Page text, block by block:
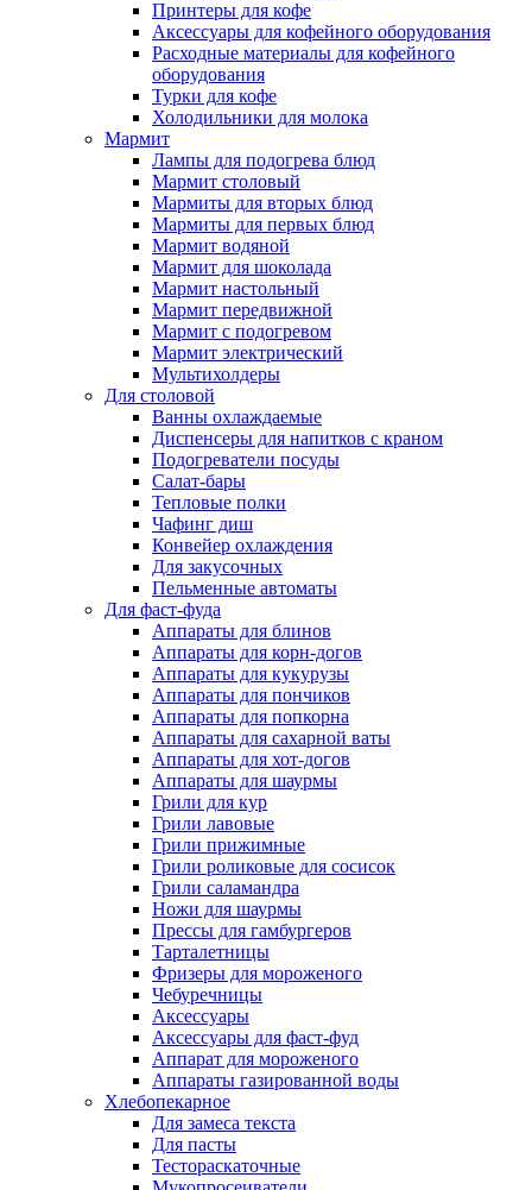
Принтеры для кофе
Аксессуары для кофейного оборудования
Расходные материалы для кофейного
оборудования
Турки для кофе
Холодильники для молока
Мармит
Лампы для подогрева блюд
Мармит столовый
Мармиты для вторых блюд
Мармиты для первых блюд
Мармит водяной
Мармит для шоколада
Мармит настольный
Мармит передвижной
Мармит с подогревом
Мармит электрический
Мультихолдеры
Для столовой
Ванны охлаждаемые
Диспенсеры для напитков с краном
Подогреватели посуды
Салат-бары
Тепловые полки
Чафинг диш
Конвейер охлаждения
Для закусочных
Пельменные автоматы
Для фаст-фуда
Аппараты для блинов
Аппараты для корн-догов
Аппараты для кукурузы
Аппараты для пончиков
Аппараты для попкорна
Аппараты для сахарной ваты
Аппараты для хот-догов
Аппараты для шаурмы
Грили для кур
Грили лавовые
Грили прижимные
Грили роликовые для сосисок
Грили саламандра
Ножи для шаурмы
Прессы для гамбургеров
Тарталетницы
Фризеры для мороженого
Чебуречницы
Аксессуары
Аксессуары для фаст-фуд
Аппарат для мороженого
Аппараты газированной воды
Хлебопекарное
Для замеса текста
Для пасты
Тестораскаточные